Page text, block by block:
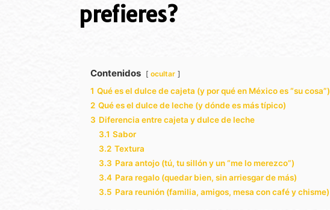
prefieres?
Contenidos ocultar
1 Qué es el dulce de cajeta (y por qué en México es “su cosa”)
2 Qué es el dulce de leche (y dónde es más típico)
3 Diferencia entre cajeta y dulce de leche
3.1 Sabor
3.2 Textura
3.3 Para antojo (tú, tu sillón y un “me lo merezco”)
3.4 Para regalo (quedar bien, sin arriesgar de más)
3.5 Para reunión (familia, amigos, mesa con café y chisme)